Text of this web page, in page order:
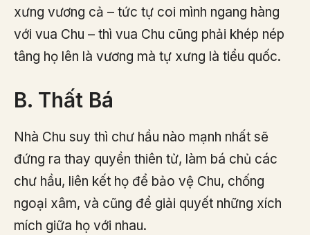
xưng vương cả – tức tự coi mình ngang hàng
với vua Chu – thì vua Chu cũng phải khép nép
tâng họ lên là vương mà tự xưng là tiểu quốc.
B. Thất Bá
Nhà Chu suy thì chư hầu nào mạnh nhất sẽ
đứng ra thay quyền thiên tử, làm bá chủ các
chư hầu, liên kết họ để bảo vệ Chu, chống
ngoại xâm, và cũng để giải quyết những xích
mích giữa họ với nhau.